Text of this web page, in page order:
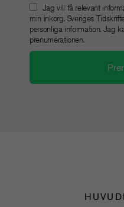
Jag vill få relevant
min inkorg. Sveriges
personliga information. Jag
prenumerationen.